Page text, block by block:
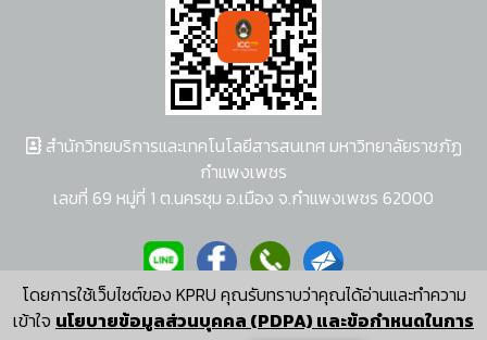
โดยการใช้เว็บไซต์ของ KPRU คุณรับทราบว่าคุณได้อ่านและทำความ
เข้าใจ นโยบายข้อมูลส่วนบุคคล (PDPA) และข้อกำหนดในการ
สำนักวิทยบริการและเทคโนโลยีสารสนเทศ มหาวิทยาลัยราชภัฏ
กำแพงเพชร
เลขที่ 69 หมู่ที่ 1 ต.นครชุม อ.เมือง จ.กำแพงเพชร 62000
ผู้พัฒนาระบบ อนุชา พวงผกา